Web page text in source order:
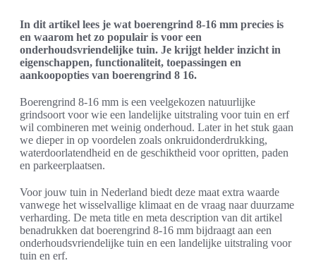
In dit artikel lees je wat boerengrind 8-16 mm precies is
en waarom het zo populair is voor een
onderhoudsvriendelijke tuin. Je krijgt helder inzicht in
eigenschappen, functionaliteit, toepassingen en
aankoopopties van boerengrind 8 16.
Boerengrind 8-16 mm is een veelgekozen natuurlijke
grindsoort voor wie een landelijke uitstraling voor tuin en erf
wil combineren met weinig onderhoud. Later in het stuk gaan
we dieper in op voordelen zoals onkruidonderdrukking,
waterdoorlatendheid en de geschiktheid voor opritten, paden
en parkeerplaatsen.
Voor jouw tuin in Nederland biedt deze maat extra waarde
vanwege het wisselvallige klimaat en de vraag naar duurzame
verharding. De meta title en meta description van dit artikel
benadrukken dat boerengrind 8-16 mm bijdraagt aan een
onderhoudsvriendelijke tuin en een landelijke uitstraling voor
tuin en erf.